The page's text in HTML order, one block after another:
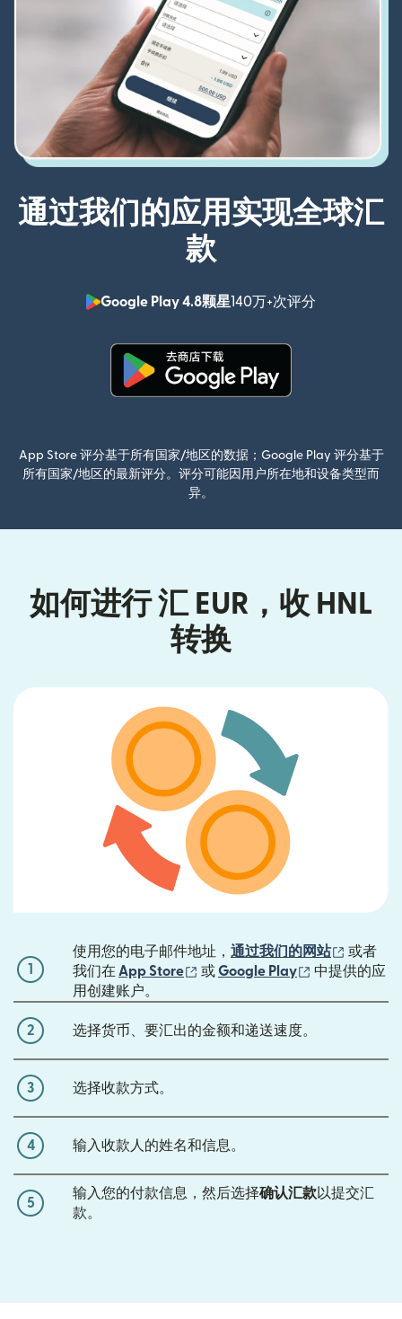
通过我们的应用实现全球汇
款
Google Play 4.8颗星140万+次评分
App Store 评分基于所有国家/地区的数据；Google Play 评分基于
所有国家/地区的最新评分。评分可能因用户所在地和设备类型而
异。
如何进行 汇 EUR，收 HNL
转换
1
使用您的电子邮件地址， 通过我们的网站 （在新
或者
我们在 App Store （在新窗口中打开）
或Google Play （在新窗口中
中提供的应
用创建账户。
2 选择货币、要汇出的金额和递送速度。
3 选择收款方式。
4 输入收款人的姓名和信息。
5
输入您的付款信息，然后选择确认汇款以提交汇
款。